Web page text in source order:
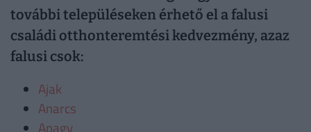
további településeken érhető el a falusi
családi otthonteremtési kedvezmény, azaz
falusi csok:
Ajak
Anarcs
Apagy